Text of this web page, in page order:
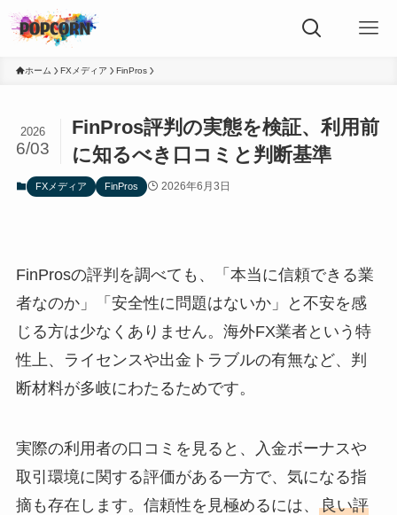
ホーム FXメディア FinPros
FinPros評判の実態を検証、利用前
に知るべき口コミと判断基準
2026
6/03
FXメディア FinPros 2026年6月3日
FinProsの評判を調べても、「本当に信頼できる業
者なのか」「安全性に問題はないか」と不安を感
じる方は少なくありません。海外FX業者という特
性上、ライセンスや出金トラブルの有無など、判
断材料が多岐にわたるためです。
実際の利用者の口コミを見ると、入金ボーナスや
取引環境に関する評価がある一方で、気になる指
摘も存在します。信頼性を見極めるには、 良い評